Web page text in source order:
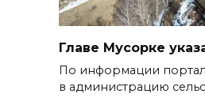
Главе Мусорке
По информации
в администрацию